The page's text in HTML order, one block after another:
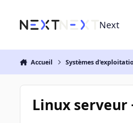
Next
Accueil Systèmes
Linux serveur